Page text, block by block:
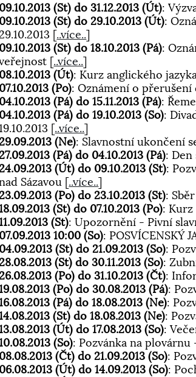
09.10.2013 (St) do 31.12.2013 (Út):
09.10.2013 (St) do 29.10.2013 (Út):
[..více..]
09.10.2013 (St) do 18.10.2013 (Pá):
[..více..]
08.10.2013 (Út): Kurz anglického
07.10.2013 (Po): Oznámení o
04.10.2013 (Pá) do 15.11.2013 (Pá):
04.10.2013 (Pá) do 19.10.2013 (So):
[..více..]
(Ne): Slavnostní ukončení
(Pá) do 04.10.2013 (Pá):
(Út) do 09.10.2013 (St):
Sázavou [..více..]
(Po) do 23.10.2013 (St):
(St) do 07.10.2013 (Po):
(St): Upozornění - Pivní
07.09.2013 10:00 (So): POSVÍCENSKÝ
04.09.2013 (St) do 21.09.2013 (So):
(St) do 30.11.2013 (So):
(Po) do 31.10.2013 (Čt):
(Po) do 30.08.2013 (Pá):
(Pá) do 18.08.2013 (Ne):
(St) do 18.08.2013 (Ne):
(Út) do 17.08.2013 (So):
(So): Pozvánka na
08.08.2013 (Čt) do 21.09.2013 (So):
06.08.2013 (Út) do 14.09.2013 (So):